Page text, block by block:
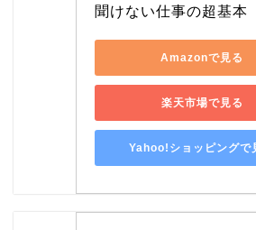
聞けない仕事の超基本
Amazonで見る
楽天市場で見る
Yahoo!ショッピングで